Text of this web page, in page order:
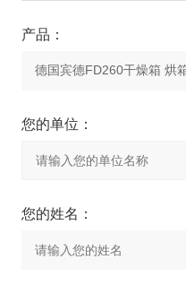
产品：
您的单位：
您的姓名：